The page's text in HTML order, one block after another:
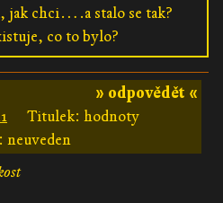
jak chci….a stalo se tak?
co to bylo?
» odpovědět «
Titulek: hodnoty
neuveden